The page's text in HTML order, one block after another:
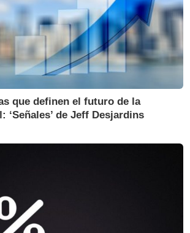
que definen el futuro de la
‘Señales’ de Jeff Desjardins